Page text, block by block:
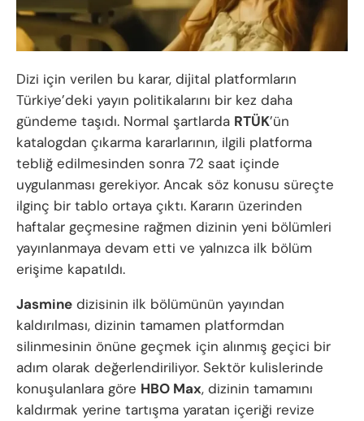
Dizi için verilen bu karar, dijital platformların
Türkiye’deki yayın politikalarını bir kez daha
gündeme taşıdı. Normal şartlarda RTÜK’ün
katalogdan çıkarma kararlarının, ilgili platforma
tebliğ edilmesinden sonra 72 saat içinde
uygulanması gerekiyor. Ancak söz konusu süreçte
ilginç bir tablo ortaya çıktı. Kararın üzerinden
haftalar geçmesine rağmen dizinin yeni bölümleri
yayınlanmaya devam etti ve yalnızca ilk bölüm
erişime kapatıldı.
Jasmine dizisinin ilk bölümünün yayından
kaldırılması, dizinin tamamen platformdan
silinmesinin önüne geçmek için alınmış geçici bir
adım olarak değerlendiriliyor. Sektör kulislerinde
konuşulanlara göre HBO Max, dizinin tamamını
kaldırmak yerine tartışma yaratan içeriği revize